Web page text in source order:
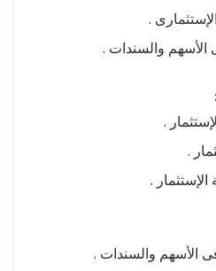
.
الأسهم والسندات .
.
.
.
الأسهم والسندات .